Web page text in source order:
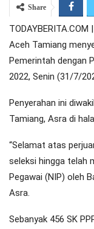
Share
Aceh Tamiang
Pemerintah dengan
2022, Senin (31/7/
Penyerahan ini
Tamiang, Asra di
“Selamat atas
seleksi hingga telah
Pegawai (NIP) oleh
Asra.
Sebanyak 456 SK